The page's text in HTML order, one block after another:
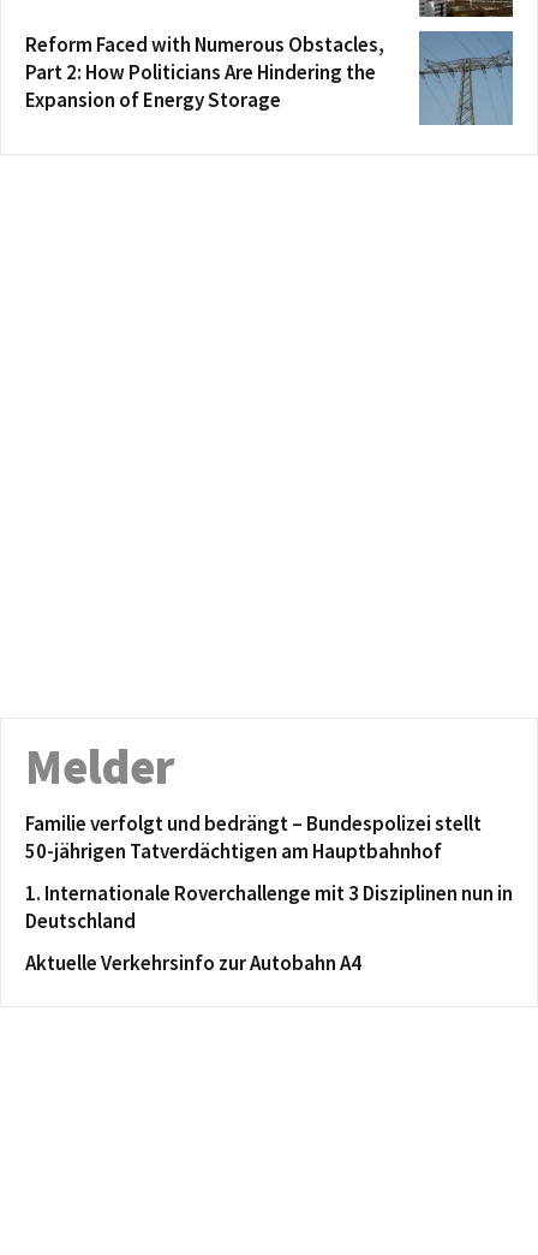
Reform Faced with Numerous Obstacles,
Part 2: How Politicians Are Hindering the
Expansion of Energy Storage
Melder
Familie verfolgt und bedrängt – Bundespolizei stellt
50-jährigen Tatverdächtigen am Hauptbahnhof
1. Internationale Roverchallenge mit 3 Disziplinen nun in
Deutschland
Aktuelle Verkehrsinfo zur Autobahn A4